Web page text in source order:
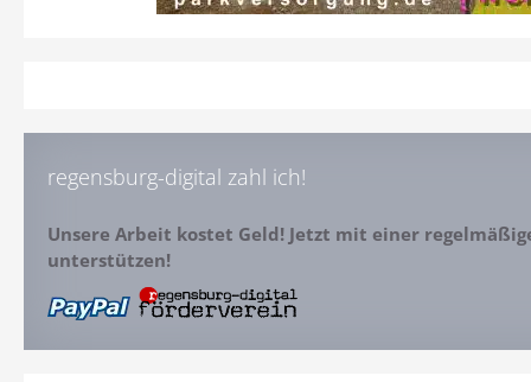
regensburg-digital zahl ich!
Unsere Arbeit kostet Geld! Jetzt mit einer
unterstützen!